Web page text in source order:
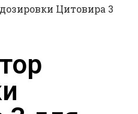
Цитовира 3